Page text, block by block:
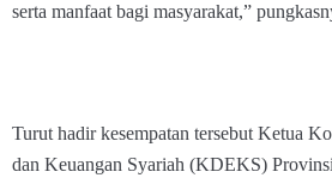
serta manfaat bagi masyarakat,”
Turut hadir kesempatan tersebut Ketua
dan Keuangan Syariah (KDEKS)